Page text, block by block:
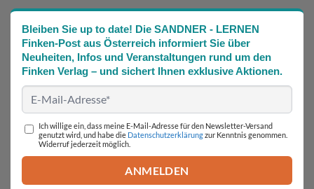
Bleiben Sie up to date! Die SANDNER - LERNEN
Finken-Post aus Österreich informiert Sie über
Neuheiten, Infos und Veranstaltungen rund um den
Finken Verlag – und sichert Ihnen exklusive Aktionen.
Ich willige ein, dass meine E-Mail-Adresse für den Newsletter-Versand
genutzt wird, und habe die Datenschutzerklärungzur Kenntnis genommen.
Widerruf jederzeit möglich.